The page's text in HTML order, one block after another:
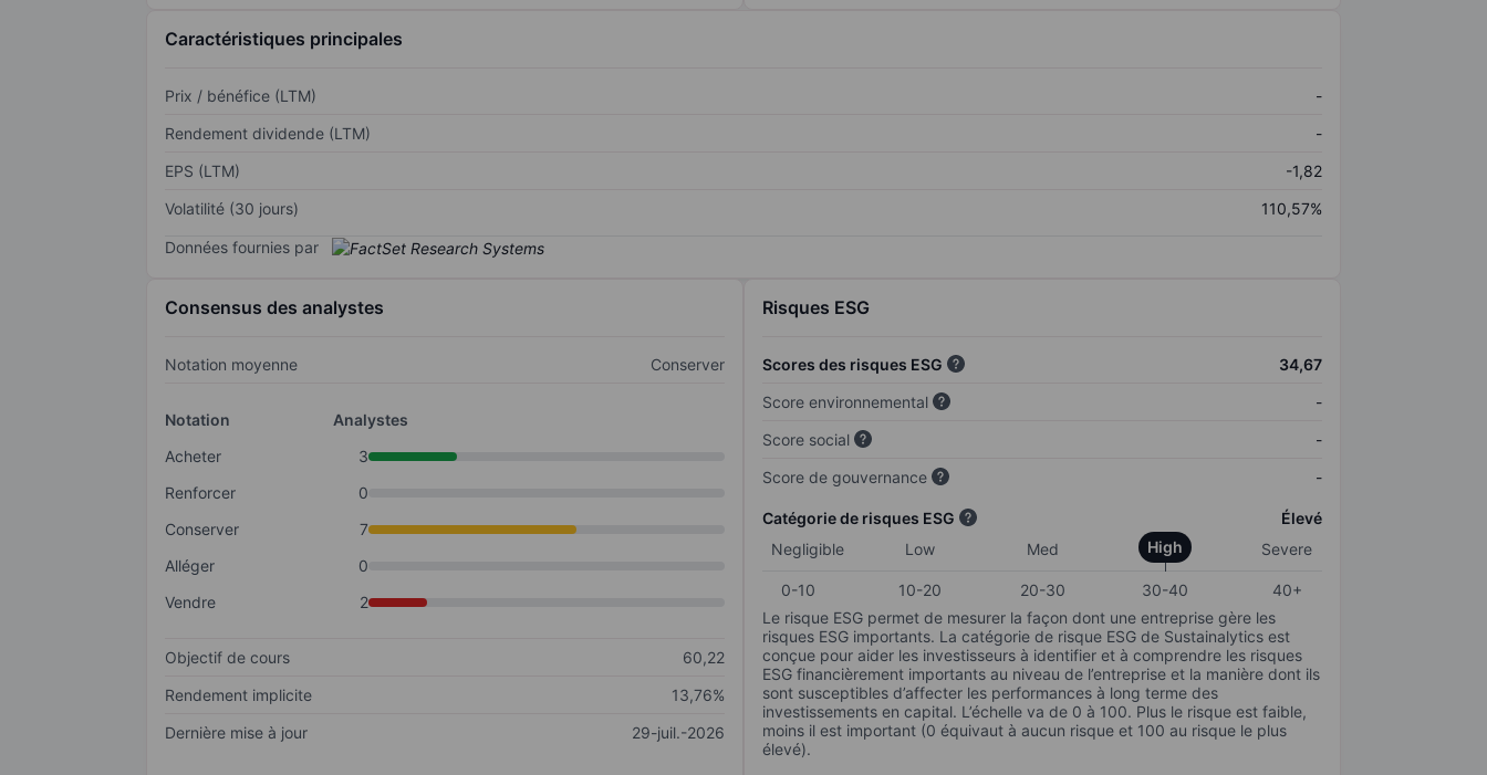
Caractéristiques principales
Prix / bénéfice (LTM)
-
Rendement dividende (LTM)
-
EPS (LTM)
-1,82
Volatilité (30 jours)
110,57%
Données fournies par
Consensus des analystes
Notation moyenne Conserver
Notation
Analystes
Acheter
3
Renforcer
0
Conserver
7
Alléger
0
Vendre
2
Objectif de cours
60,22
Rendement implicite
13,76%
Dernière mise à jour
29-juil.-2026
Risques ESG
Scores des risques ESG
34,67
Score environnemental
-
Score social
-
Score de gouvernance
-
Catégorie de risques ESG
Élevé
Negligible
Low Med High Severe
0-10 10-20 20-30 30-40
40+
Le risque ESG permet de mesurer la façon dont une entreprise gère les
risques ESG importants. La catégorie de risque ESG de Sustainalytics est
conçue pour aider les investisseurs à identifier et à comprendre les risques
ESG financièrement importants au niveau de l’entreprise et la manière dont ils
sont susceptibles d’affecter les performances à long terme des
investissements en capital. L’échelle va de 0 à 100. Plus le risque est faible,
moins il est important (0 équivaut à aucun risque et 100 au risque le plus
élevé).